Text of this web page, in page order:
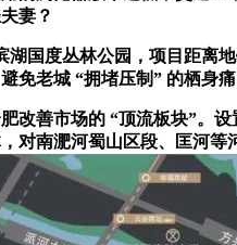
妻？
国度丛林公园，项目距离地
免老城 “拥堵压制” 的栖身
善市场的 “顶流板块”。设
对南淝河蜀山区段、匡河